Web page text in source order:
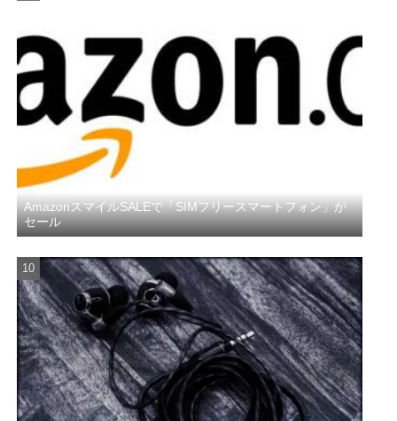
AmazonスマイルSALEで「SIMフリースマートフォン」が
セール